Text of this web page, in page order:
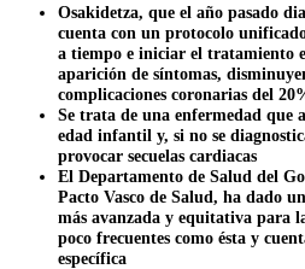
Osakidetza, que el año pasado
cuenta con un protocolo
a tiempo e iniciar el tratamiento
aparición de síntomas,
complicaciones coronarias del
Se trata de una enfermedad que
edad infantil y, si no se
provocar secuelas cardiacas
El Departamento de Salud del
Pacto Vasco de Salud, ha dado
más avanzada y equitativa para
poco frecuentes como ésta y
específica